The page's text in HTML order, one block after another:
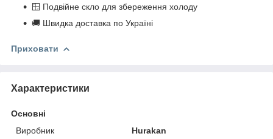
🪟 Подвійне скло для збереження холоду
🚚 Швидка доставка по Україні
Приховати
Характеристики
Основні
Виробник
Hurakan